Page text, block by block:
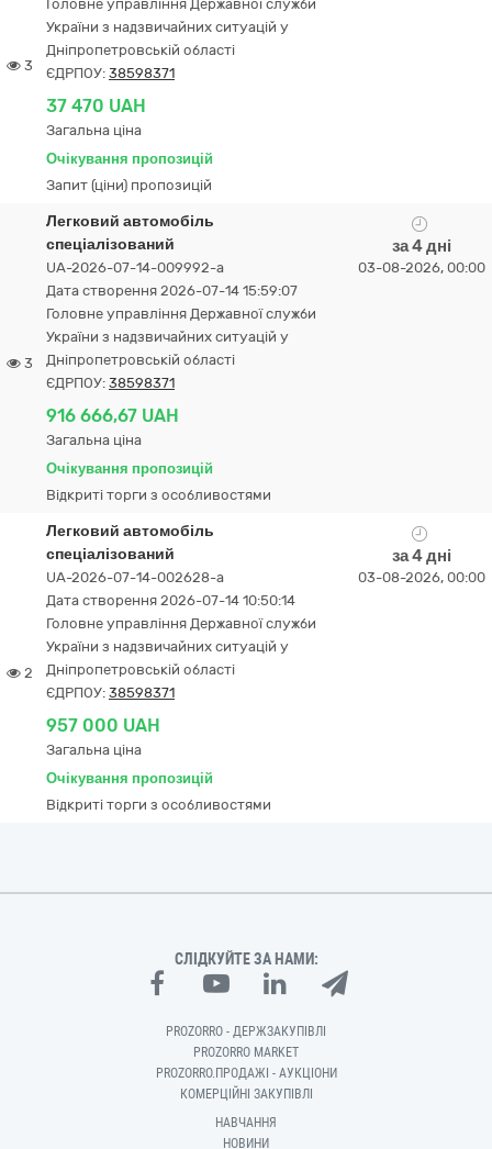
3
Головне управління Державної служби
України з надзвичайних ситуацій у
Дніпропетровській області
ЄДРПОУ: 38598371
37 470 UAH
Загальна ціна
Очікування пропозицій
Запит (ціни) пропозицій
3
Легковий автомобіль
спеціалізований
UA-2026-07-14-009992-a
Дата створення 2026-07-14 15:59:07
Головне управління Державної служби
України з надзвичайних ситуацій у
Дніпропетровській області
ЄДРПОУ: 38598371
916 666,67 UAH
Загальна ціна
Очікування пропозицій
Відкриті торги з особливостями
за 4 дні
03-08-2026, 00:00
2
Легковий автомобіль
спеціалізований
UA-2026-07-14-002628-a
Дата створення 2026-07-14 10:50:14
Головне управління Державної служби
України з надзвичайних ситуацій у
Дніпропетровській області
ЄДРПОУ: 38598371
957 000 UAH
Загальна ціна
Очікування пропозицій
Відкриті торги з особливостями
за 4 дні
03-08-2026, 00:00
СЛІДКУЙТЕ ЗА НАМИ:
PROZORRO - ДЕРЖЗАКУПІВЛІ
PROZORRO MARKET
PROZORRO.ПРОДАЖІ - АУКЦІОНИ
КОМЕРЦІЙНІ ЗАКУПІВЛІ
НАВЧАННЯ
НОВИНИ